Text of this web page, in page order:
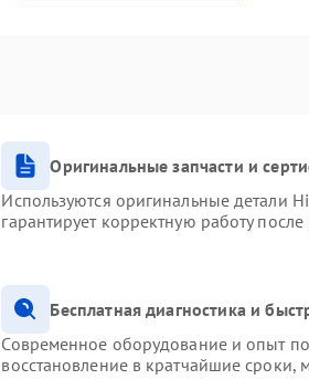
Оригинальные запчасти и
Используются оригинальные детали
гарантирует корректную работу
Бесплатная диагностика и
Современное оборудование и опыт
восстановление в кратчайшие сроки,